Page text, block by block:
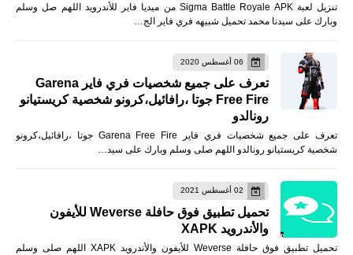
تنزيل لعبة Sigma Battle Royale APK من ميديا فاير للأندرويد اللهم صل وسلم
وبارك على سيدنا محمد تحميل شبيهه فري فاير الج…
06 أغسطس 2020
تعرف على جميع شخصيات فري فاير Garena
Free Fire جوتا ،رافائيل،كرونو شخصية كريستيانو
رونالدو
تعرف على جميع شخصيات فري فاير Garena Free Fire جوتا ،رافائيل،كرونو
شخصية كريستيانو رونالدو اللهم صلى وسلم وبارك على سيد…
02 أغسطس 2021
تحميل تطبيق فوق حافلة Weverse للأيفون
والأندرويد XAPK
تحميل تطبيق فوق حافلة Weverse للأيفون والأندرويد XAPK اللهم صلى وسلم